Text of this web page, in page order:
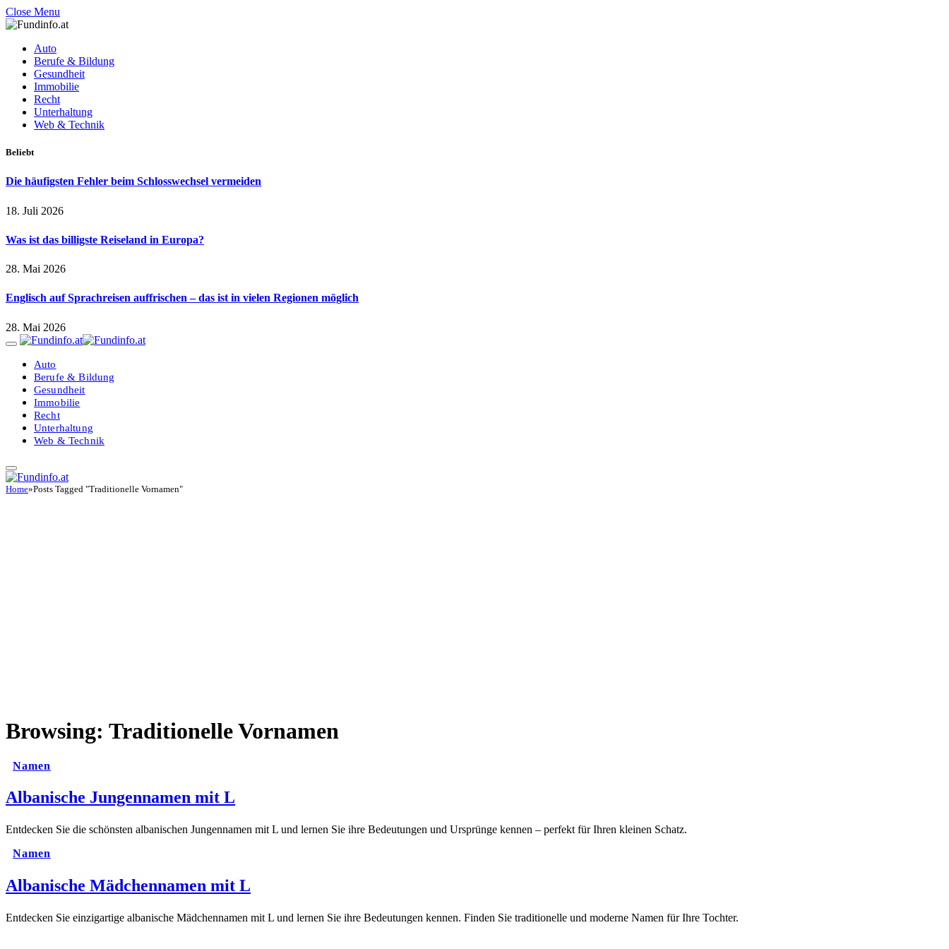
Close Menu
Auto
Berufe & Bildung
Gesundheit
Immobilie
Recht
Unterhaltung
Web & Technik
Beliebt
Die häufigsten Fehler beim Schlosswechsel vermeiden
18. Juli 2026
Was ist das billigste Reiseland in Europa?
28. Mai 2026
Englisch auf Sprachreisen auffrischen – das ist in vielen Regionen möglich
28. Mai 2026
Auto
Berufe & Bildung
Gesundheit
Immobilie
Recht
Unterhaltung
Web & Technik
Home»Posts Tagged "Traditionelle Vornamen"
Browsing: Traditionelle Vornamen
Namen
Albanische Jungennamen mit L
Entdecken Sie die schönsten albanischen Jungennamen mit L und lernen Sie ihre Bedeutungen und Ursprünge kennen – perfekt für Ihren kleinen Schatz.
Namen
Albanische Mädchennamen mit L
Entdecken Sie einzigartige albanische Mädchennamen mit L und lernen Sie ihre Bedeutungen kennen. Finden Sie traditionelle und moderne Namen für Ihre Tochter.